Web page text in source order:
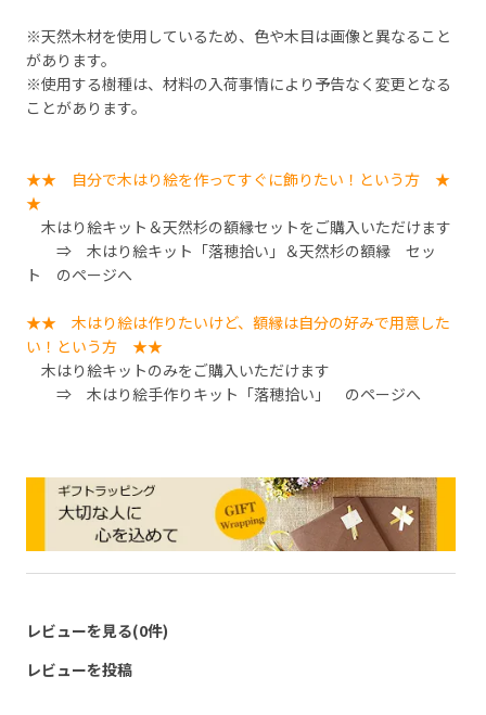
※天然木材を使用しているため、色や木目は画像と異なること
があります。
※使用する樹種は、材料の入荷事情により予告なく変更となる
ことがあります。
★★ 自分で木はり絵を作ってすぐに飾りたい！という方 ★
★
木はり絵キット＆天然杉の額縁セットをご購入いただけます
⇒木はり絵キット「落穂拾い」＆天然杉の額縁 セッ
ト
のページへ
★★ 木はり絵は作りたいけど、額縁は自分の好みで用意した
い！という方 ★★
木はり絵キットのみをご購入いただけます
⇒木はり絵手作りキット「落穂拾い」 のページへ
レビューを見る(0件)
レビューを投稿